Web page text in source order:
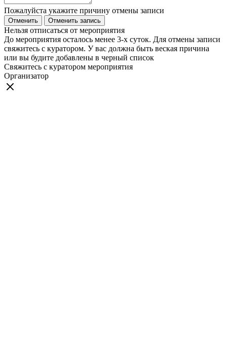
Пожалуйста укажите причину отмены записи
Отменить Отменить запись
Нельзя отписаться от мероприятия
До мероприятия осталось менее 3-х суток. Для отмены записи
свяжитесь с куратором. У вас должна быть веская причина
или вы будите добавлены в черный список
Свяжитесь с куратором мероприятия
Организатор